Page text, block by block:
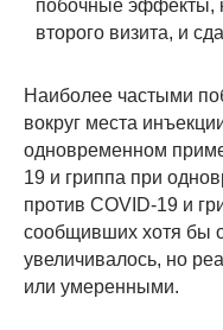
побочные эффекты,
второго визита, и
Наиболее частыми
вокруг места
одновременном
19 и гриппа при
против COVID-19 и
сообщивших хотя бы
увеличивалось, но
или умеренными.